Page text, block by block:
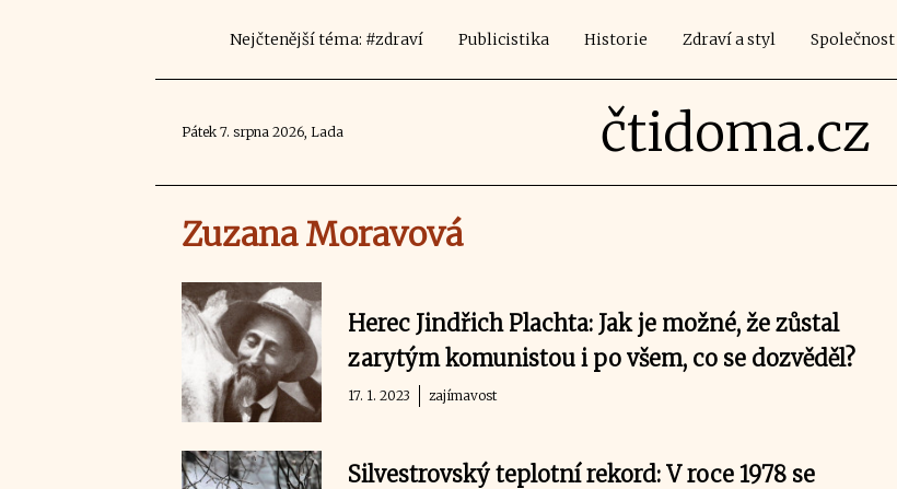
Nejčtenější téma: #zdraví Publicistika Historie Zdraví a styl Společnost
Pátek 7. srpna 2026, Lada čtidoma.cz
Zuzana Moravová
Herec Jindřich Plachta: Jak je možné, že zůstal
zarytým komunistou i po všem, co se dozvěděl?
17. 1. 2023 zajímavost
Silvestrovský teplotní rekord: V roce 1978 se